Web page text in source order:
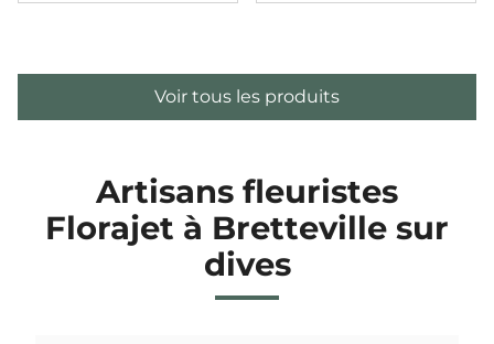
Voir tous les produits
Artisans fleuristes
Florajet à Bretteville sur
dives